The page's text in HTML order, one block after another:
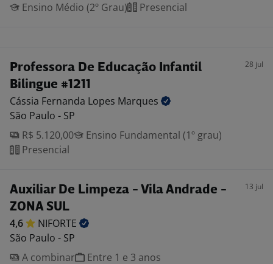
Ensino Médio (2º Grau)
Presencial
Professora De Educação Infantil
Bilingue #1211
28 jul
Cássia Fernanda Lopes Marques
São Paulo - SP
R$ 5.120,00
Ensino Fundamental (1º grau)
Presencial
Auxiliar De Limpeza - Vila Andrade -
ZONA SUL
13 jul
4,6
NIFORTE
São Paulo - SP
A combinar
Entre 1 e 3 anos